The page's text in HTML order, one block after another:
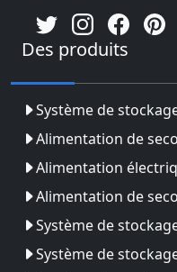
Des produits
Système de
Alimentation de
Alimentation
Alimentation de
Système de
Système de